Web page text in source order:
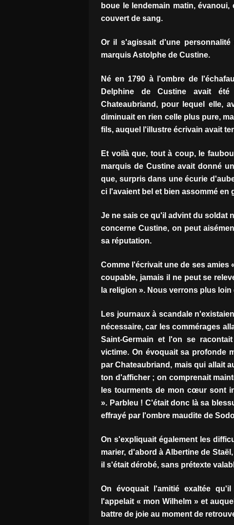
boue le lendemain matin,
couvert de sang.
Or il s'agissait d'une
marquis Astolphe de Custine.
Né en 1790 à l'ombre de
Delphine de Custine avait
Chateaubriand, pour lequel elle,
diminuait en rien celle plus pure,
fils, auquel l'illustre écrivain avait
Et voilà que, tout à coup, le
marquis de Custine avait donné
que, surpris dans une écurie
ci l'avaient bel et bien assommé en
Je ne sais ce qu'il advint du soldat
concerne Custine, on peut
sa réputation.
Comme l'écrivait une de ses amies
coupable, jamais il ne peut se
la religion ». Nous verrons plus
Les journaux à scandale
nécessaire, car les commérages
Saint-Germain et l'on se
victime. On évoquait sa profonde
par Chateaubriand, mais qui allait
ton d'afficher ; on comprenait
les tourments de mon cœur sont
». Parbleu ! C'était donc là sa
effrayé par l'ombre maudite de
On s'expliquait également les
marier, d'abord à Albertine de
il s'était dérobé, sans prétexte
On évoquait l'amitié exaltée
l'appelait « mon Wilhelm » et
battre de joie au moment de